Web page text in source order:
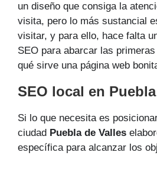
un diseño que consiga la
visita, pero lo más sustancial
visitar, y para ello, hace falta
SEO para abarcar las
qué sirve una página web
SEO local en
Si lo que necesita es
ciudad Puebla de Valles
específica para alcanzar los